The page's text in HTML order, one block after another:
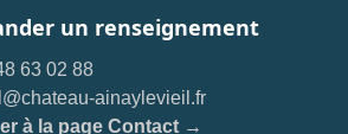
un renseignement
63 02 88
ainaylevieil.fr
à la page Contact →